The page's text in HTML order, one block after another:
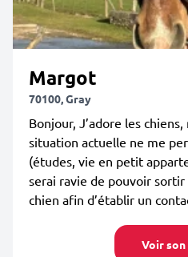
Margot
70100, Gray
Bonjour, J’adore les
situation actuelle ne me
(études, vie en petit
serai ravie de pouvoir
chien afin d’établir un
Voir